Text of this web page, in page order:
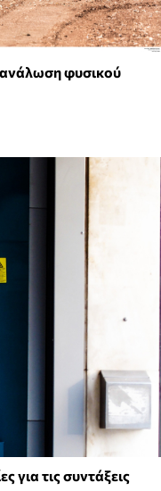
φυσικού
για τις συντάξεις